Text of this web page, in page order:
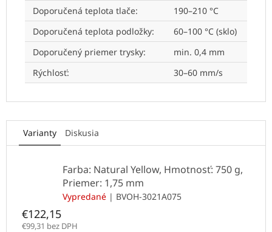
Doporučená teplota tlače:
190–210 °C
Doporučená teplota podložky:
60–100 °C (sklo)
Doporučený priemer trysky:
min. 0,4 mm
Rýchlosť: 30–60 mm/s
Varianty Diskusia
Farba: Natural Yellow, Hmotnosť: 750 g,
Priemer: 1,75 mm
Vypredané | BVOH-3021A075
€122,15
€99,31 bez DPH